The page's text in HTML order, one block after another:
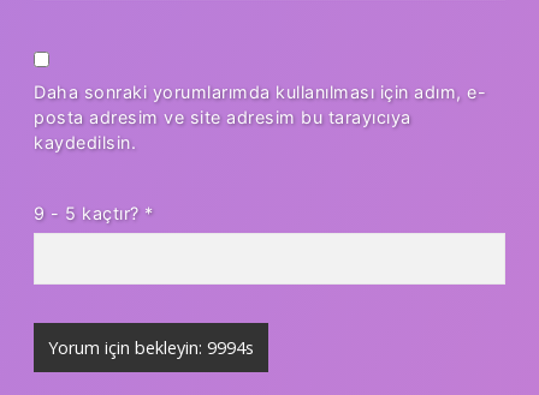
Daha sonraki yorumlarımda kullanılması için adım, e-
posta adresim ve site adresim bu tarayıcıya
kaydedilsin.
9 - 5 kaçtır? *